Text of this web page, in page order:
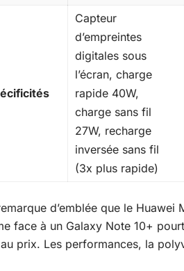
Capteur
d’empreintes
digitales sous
l’écran, charge
rapide 40W,
charge sans fil
27W, recharge
inversée sans fil
(3x plus rapide)
d’emblée que le
face à un Galaxy Note 10+
prix. Les performances, la